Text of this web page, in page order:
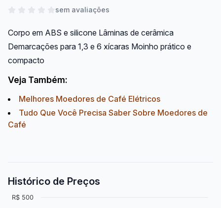
sem avaliações
Corpo em ABS e silicone Lâminas de cerâmica
Demarcações para 1,3 e 6 xícaras Moinho prático e
compacto
Veja Também:
Melhores Moedores de Café Elétricos
Tudo Que Você Precisa Saber Sobre Moedores de
Café
Histórico de Preços
R$ 500